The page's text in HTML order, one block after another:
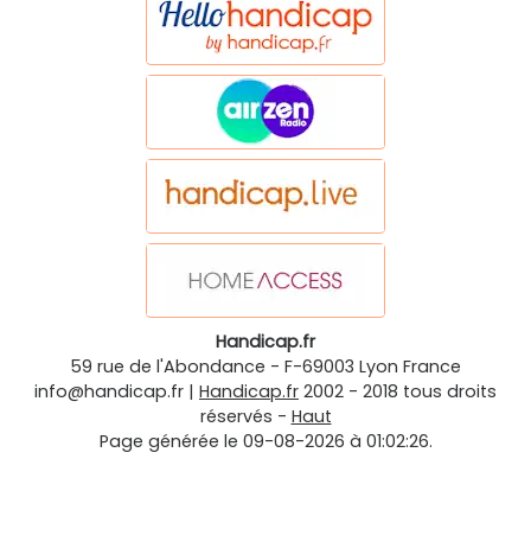
Handicap.fr
59 rue de l'Abondance - F-69003 Lyon France
info@handicap.fr | Handicap.fr 2002 - 2018 tous droits
réservés - Haut
Page générée le 09-08-2026 à 01:02:26.